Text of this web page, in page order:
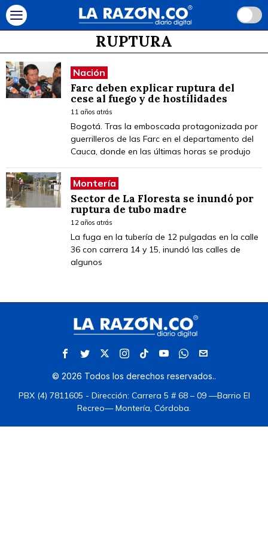
RUPTURA
Nación
Farc deben explicar ruptura del
cese al fuego y de hostilidades
11 años atrás
Bogotá. Tras la emboscada protagonizada por
guerrilleros de las Farc en el departamento del
Cauca, donde en las últimas horas se produjo
Montería
Sector de La Floresta se inundó por
ruptura de tubo madre
12 años atrás
La fuga en la tubería de 12 pulgadas en la calle
36 con carrera 14 y 15, inundó las calles de
algunos
© 2026 Todos los derechos reservados..
PBX (4) 7811605 - Dirección: Carrera 5 # 68 – 09 —Barrio El
Recreo— Montería, Córdoba.